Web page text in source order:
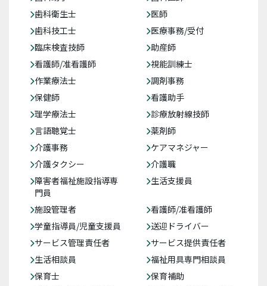
歯科衛生士
医師
歯科技工士
医療事務/受付
臨床検査技師
助産師
看護師/准看護師
視能訓練士
作業療法士
調剤事務
保健師
看護助手
理学療法士
診療放射線技師
言語聴覚士
薬剤師
介護事務
ケアマネジャー
介護タクシー
介護職
障害者福祉施設指導専
門員
生活支援員
施設管理者
看護師/准看護師
学童指導員/児童支援員
送迎ドライバー
サービス管理責任者
サービス提供責任者
生活相談員
福祉用具専門相談員
保育士
保育補助